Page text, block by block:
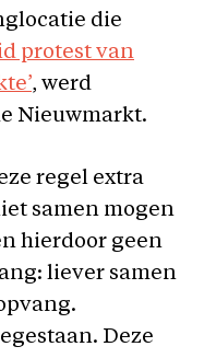
die
protest van
, werd
Nieuwmarkt.
regel extra
samen mogen
hierdoor geen
liever samen
Deze